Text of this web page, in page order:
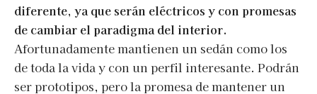
diferente, ya que serán eléctricos y con promesas
de cambiar el paradigma del interior.
Afortunadamente mantienen un sedán como los
de toda la vida y con un perfil interesante. Podrán
ser prototipos, pero la promesa de mantener un